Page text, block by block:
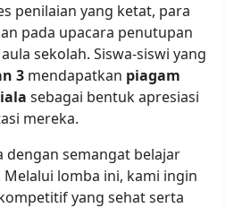
penilaian yang ketat, para
pada upacara penutupan
sekolah. Siswa-siswi yang
3 mendapatkan piagam
sebagai bentuk apresiasi
mereka.
dengan semangat belajar
lomba ini, kami ingin
yang sehat serta